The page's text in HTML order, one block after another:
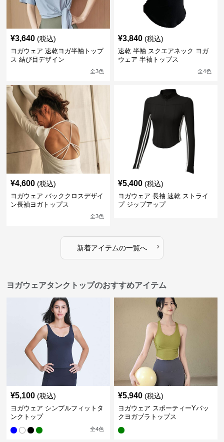
¥3,640 (税込)
ヨガウェア 速乾ヨガ半袖トップ
ス 結び目デザイン
全3色
¥3,840 (税込)
速乾 半袖 スクエアネック ヨガ
ウェア 半袖トップス
全4色
¥4,600 (税込)
ヨガウェア バッククロスデザイ
ン長袖ヨガトップス
全3色
¥5,400 (税込)
ヨガウェア 長袖 速乾 ストライ
プ ジップアップ
新着アイテムの一覧へ ›
ヨガウェアタンクトップのおすすめアイテム
¥5,100 (税込)
ヨガウェア シンプルフィットタ
ンクトップ
全4色
¥5,940 (税込)
ヨガウェア スポーティーYバッ
クヨガブラトップス